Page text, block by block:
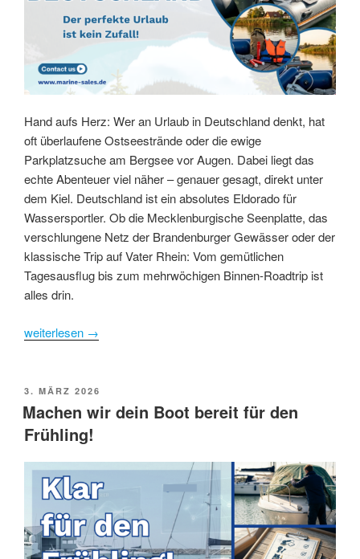
Hand aufs Herz: Wer an Urlaub in Deutschland denkt, hat
oft überlaufene Ostseestrände oder die ewige
Parkplatzsuche am Bergsee vor Augen. Dabei liegt das
echte Abenteuer viel näher – genauer gesagt, direkt unter
dem Kiel. Deutschland ist ein absolutes Eldorado für
Wassersportler. Ob die Mecklenburgische Seenplatte, das
verschlungene Netz der Brandenburger Gewässer oder der
klassische Trip auf Vater Rhein: Vom gemütlichen
Tagesausflug bis zum mehrwöchigen Binnen-Roadtrip ist
alles drin.
weiterlesen →
POSTED
ON
3. MÄRZ 2026
Machen wir dein Boot bereit für den
Frühling!